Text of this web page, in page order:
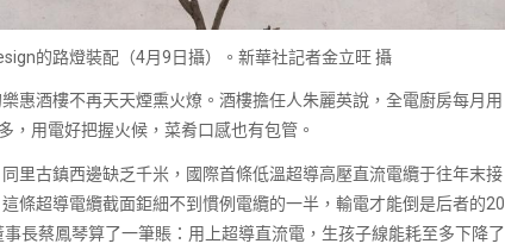
的路燈裝配（4月9日攝）。新華社記者金立旺 攝
惠酒樓不再天天煙熏火燎。酒樓擔任人朱麗英說，全電廚房每月用
，用電好把握火候，菜肴口感也有包管。
里古鎮西邊缺乏千米，國際首條低溫超導高壓直流電纜于往年末接
條超導電纜截面鉅細不到慣例電纜的一半，輸電才能倒是后者的20
長蔡鳳琴算了一筆賬：用上超導直流電，生孩子線能耗至多下降了